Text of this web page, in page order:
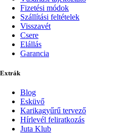
Fizetési módok
Szállítási feltételek
Visszavét
Csere
Elállás
Garancia
Extrák
Blog
Esküvő
Karikagyűrű tervező
Hírlevél feliratkozás
Juta Klub